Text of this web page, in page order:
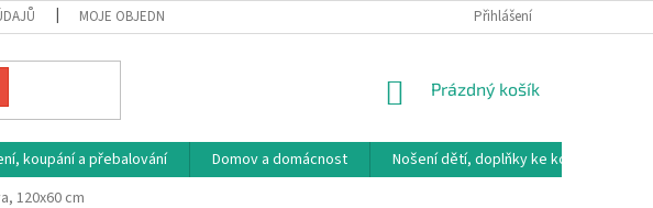
MOJE OBJEDNÁVKA DOPRAVA, PLATBY A
Přihlášení
NÁKUPNÍ
Prázdný košík
koupání a přebalování Domov a domácnost
Nošení dětí, doplňky ke kočárkům
120x60 cm